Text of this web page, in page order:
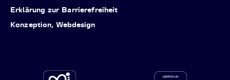
Erklärung zur Barrierefreiheit
Konzeption, Webdesign